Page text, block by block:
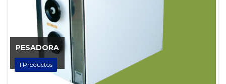
PESADORA
1 Productos